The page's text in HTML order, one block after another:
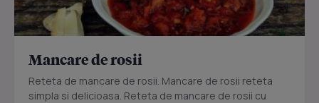
Mancare de rosii
Reteta de mancare de rosii. Mancare de rosii reteta
simpla si delicioasa. Reteta de mancare de rosii cu